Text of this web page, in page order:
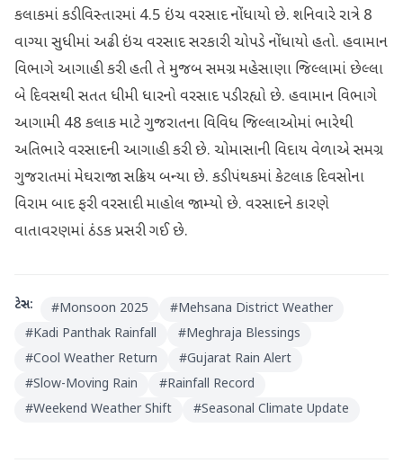
કલાકમાં કડી વિસ્તારમાં 4.5 ઇંચ વરસાદ નોંધાયો છે. શનિવારે રાત્રે 8
વાગ્યા સુધીમાં અઢી ઇંચ વરસાદ સરકારી ચોપડે નોંધાયો હતો. હવામાન
વિભાગે આગાહી કરી હતી તે મુજબ સમગ્ર મહેસાણા જિલ્લામાં છેલ્લા
બે દિવસથી સતત ધીમી ધારનો વરસાદ પડી રહ્યો છે. હવામાન વિભાગે
આગામી 48 કલાક માટે ગુજરાતના વિવિધ જિલ્લાઓમાં ભારેથી
અતિભારે વરસાદની આગાહી કરી છે. ચોમાસાની વિદાય વેળાએ સમગ્ર
ગુજરાતમાં મેઘરાજા સક્રિય બન્યા છે. કડી પંથકમાં કેટલાક દિવસોના
વિરામ બાદ ફરી વરસાદી માહોલ જામ્યો છે. વરસાદને કારણે
વાતાવરણમાં ઠંડક પ્રસરી ગઈ છે.
ટેગ્સ: #Monsoon 2025 #Mehsana District Weather
#Kadi Panthak Rainfall #Meghraja Blessings
#Cool Weather Return #Gujarat Rain Alert
#Slow-Moving Rain #Rainfall Record
#Weekend Weather Shift #Seasonal Climate Update